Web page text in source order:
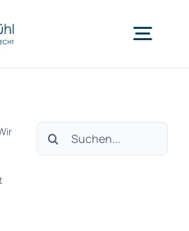
Wiesbaden
Was wir tun
Suche
nach: